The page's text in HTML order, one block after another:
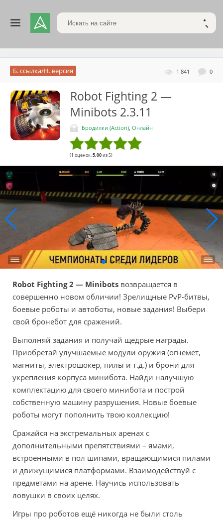
Поиск по сайту
1 841 0
Б. ссылка/Н. версия
Robot Fighting 2 —
Minibots 2.3.11
Бродилки (Action) Онлайн
(1 оценок, 5,00из 5)
Robot Fighting 2 — Minibots возвращается в
совершенно новом обличии! Зрелищные PvP-битвы,
боевые роботы и автоботы, новые задания! Выбери
свой бронебот для сражений.
Выполняй задания и получай щедрые награды.
Приобретай улучшаемые модули оружия (огнемет,
магниты, электрошокер, пилы и т.д.) и брони для
укрепления корпуса минибота. Найди налучшую
комплектацию для своего минибота и построй
собственную машину разрушения. Новые боевые
роботы могут пополнить твою коллекцию!
Сражайся на экстремальных аренах с
дополнительными препятствиями – ямами,
встроенными в пол шипами, вращающимися пилами
и движущимися платформами. Взаимодействуй с
предметами на арене. Научись использовать
ловушки в своих целях.
Игры про роботов ещё никогда не были столь